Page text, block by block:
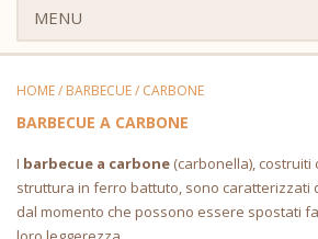
MENU
HOME/ BARBECUE/ CARBONE
BARBECUE A CARBONE
I barbecue a carbone (carbonella),
struttura in ferro battuto, sono caratterizzati
dal momento che possono essere spostati